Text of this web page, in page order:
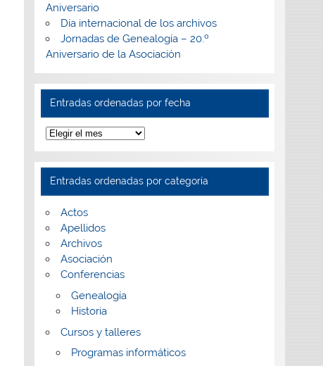
Aniversario
Día internacional de los archivos
Jornadas de Genealogía – 20.º
Aniversario de la Asociación
Entradas ordenadas por fecha
Entradas
ordenadas
por
fecha
Entradas ordenadas por categoría
Actos
Apellidos
Archivos
Asociación
Conferencias
Genealogía
Historia
Cursos y talleres
Programas informáticos